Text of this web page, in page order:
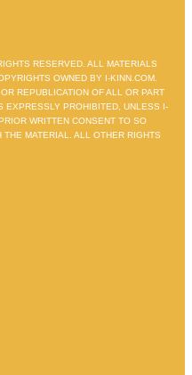
RESERVED. ALL MATERIALS
OWNED BY I-KINN.COM.
REPUBLICATION OF ALL OR PART
EXPRESSLY PROHIBITED, UNLESS I-
WRITTEN CONSENT TO SO
MATERIAL. ALL OTHER RIGHTS